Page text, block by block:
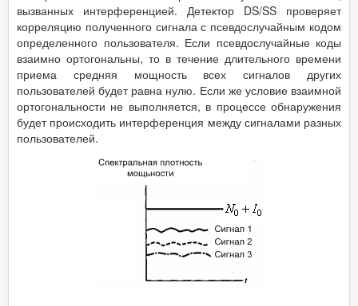
вызванных интерференцией. Детектор DS/SS проверяет
корреляцию полученного сигнала с псевдослучайным кодом
определенного пользователя. Если псевдослучайные коды
взаимно ортогональны, то в течение длительного времени
приема средняя мощность всех сигналов других
пользователей будет равна нулю. Если же условие взаимной
ортогональности не выполняется, в процессе обнаружения
будет происходить интерференция между сигналами разных
пользователей.